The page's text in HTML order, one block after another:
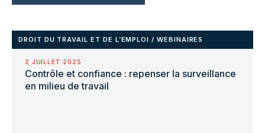
DROIT DU TRAVAIL ET DE L’EMPLOI / WEBINAIRES
2 JUILLET 2025
Contrôle et confiance : repenser la surveillance
en milieu de travail